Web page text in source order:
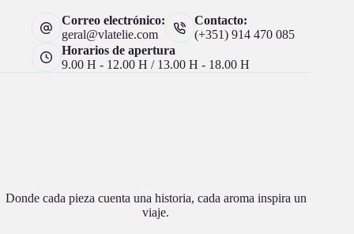
Correo electrónico:
geral@vlatelie.com
Contacto:
(+351) 914 470 085
Horarios de apertura
9.00 H - 12.00 H / 13.00 H - 18.00 H
Donde cada pieza cuenta una historia, cada aroma inspira un
viaje.